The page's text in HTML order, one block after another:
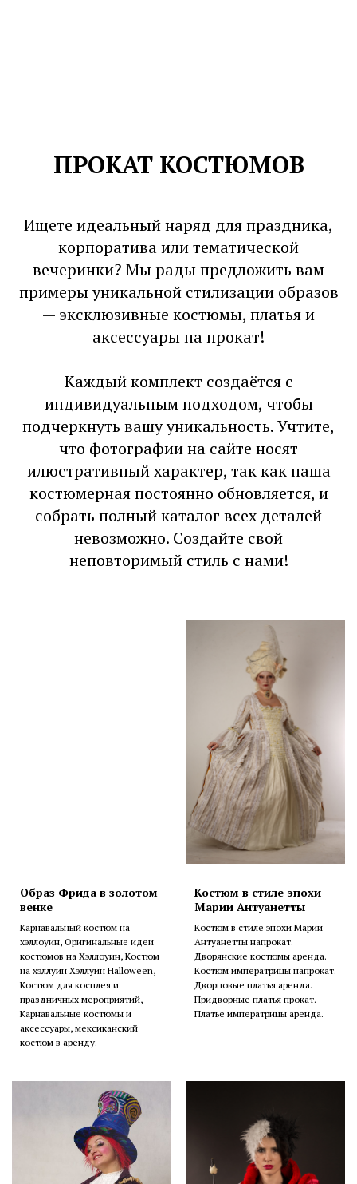
ПРОКАТ КОСТЮМОВ
Ищете идеальный наряд для праздника,
корпоратива или тематической
вечеринки? Мы рады предложить вам
примеры уникальной стилизации образов
— эксклюзивные костюмы, платья и
аксессуары на прокат!
Каждый комплект создаётся с
индивидуальным подходом, чтобы
подчеркнуть вашу уникальность. Учтите,
что фотографии на сайте носят
илюстративный характер, так как наша
костюмерная постоянно обновляется, и
собрать полный каталог всех деталей
невозможно. Создайте свой
неповторимый стиль с нами!
Образ Фрида в золотом
венке
Карнавальный костюм на
хэллоуин, Оригинальные идеи
костюмов на Хэллоуин, Костюм
на хэллуин Хэллуин Halloween,
Костюм для косплея и
праздничных мероприятий,
Карнавальные костюмы и
аксессуары, мексиканский
костюм в аренду.
Костюм в стиле эпохи
Марии Антуанетты
Костюм в стиле эпохи Марии
Антуанетты напрокат.
Дворянские костюмы аренда.
Костюм императрицы напрокат.
Дворцовые платья аренда.
Придворные платья прокат.
Платье императрицы аренда.